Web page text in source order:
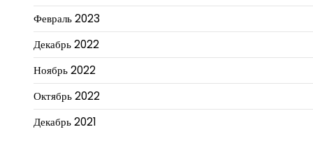
Февраль 2023
Декабрь 2022
Ноябрь 2022
Октябрь 2022
Декабрь 2021